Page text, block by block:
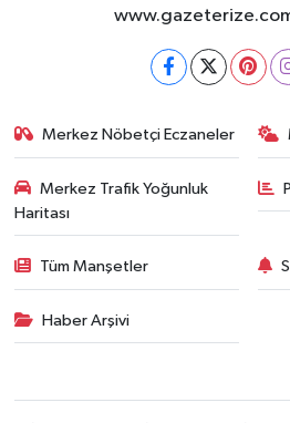
Merkez Nöbetçi Eczaneler
Merkez Trafik Yoğunluk
Haritası
Tüm Manşetler
Haber Arşivi